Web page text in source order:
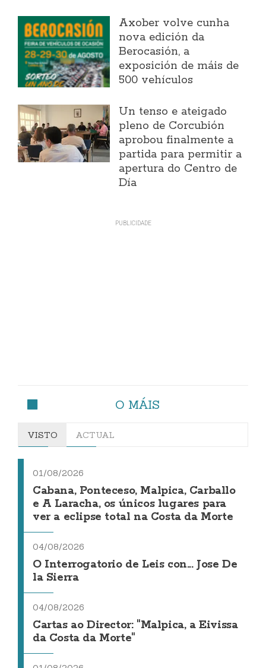
Axober volve cunha
nova edición da
Berocasión, a
exposición de máis de
500 vehículos
Un tenso e ateigado
pleno de Corcubión
aprobou finalmente a
partida para permitir a
apertura do Centro de
Día
O MÁIS
VISTO ACTUAL
01/08/2026
Cabana, Ponteceso, Malpica, Carballo
e A Laracha, os únicos lugares para
ver a eclipse total na Costa da Morte
04/08/2026
O Interrogatorio de Leis con... Jose De
la Sierra
04/08/2026
Cartas ao Director: "Malpica, a Eivissa
da Costa da Morte"